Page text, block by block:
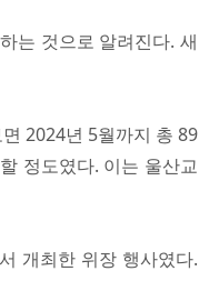
는 것으로 알려진다. 새
2024년 5월까지 총 89
정도였다. 이는 울산교
개최한 위장 행사였다.